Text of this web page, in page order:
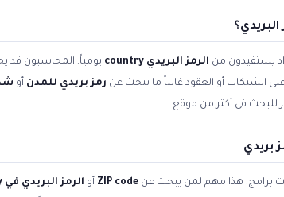
يستفيدون من الرمز البريدي country يومياً. المحاسبون قد
الشيكات أو العقود غالباً ما يبحث عن رمز بريدي للمدن أو
في أكثر من موقع.
برامج. هذا مهم لمن يبحث عن ZIP code أو الرمز البريدي في country